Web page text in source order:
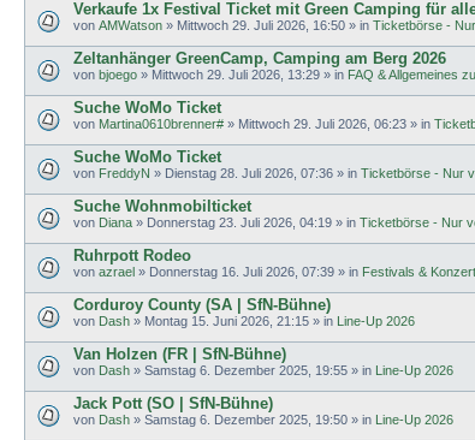
Verkaufe 1x Festival Ticket mit Green Camping für
von AMWatson » Mittwoch 29. Juli 2026, 16:50 » in Ticketbörse -
Zeltanhänger GreenCamp, Camping am Berg 2026
von bjoego » Mittwoch 29. Juli 2026, 13:29 » in FAQ & Allgemeines
Suche WoMo Ticket
von Martina0610brenner# » Mittwoch 29. Juli 2026, 06:23 » in
Suche WoMo Ticket
von FreddyN » Dienstag 28. Juli 2026, 07:36 » in Ticketbörse - Nur
Suche Wohnmobilticket
von Diana » Donnerstag 23. Juli 2026, 04:19 » in Ticketbörse - Nur
Ruhrpott Rodeo
von azrael » Donnerstag 16. Juli 2026, 07:39 » in Festivals &
Corduroy County (SA | SfN-Bühne)
von Dash » Montag 15. Juni 2026, 21:15 » in Line-Up 2026
Van Holzen (FR | SfN-Bühne)
von Dash » Samstag 6. Dezember 2025, 19:55 » in Line-Up 2026
Jack Pott (SO | SfN-Bühne)
von Dash » Samstag 6. Dezember 2025, 19:50 » in Line-Up 2026